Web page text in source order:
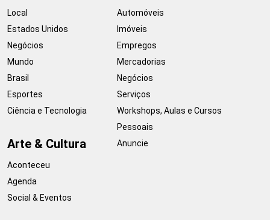
Local
Estados Unidos
Negócios
Mundo
Brasil
Esportes
Ciência e Tecnologia
Arte & Cultura
Aconteceu
Agenda
Social & Eventos
Automóveis
Imóveis
Empregos
Mercadorias
Negócios
Serviços
Workshops, Aulas e Cursos
Pessoais
Anuncie